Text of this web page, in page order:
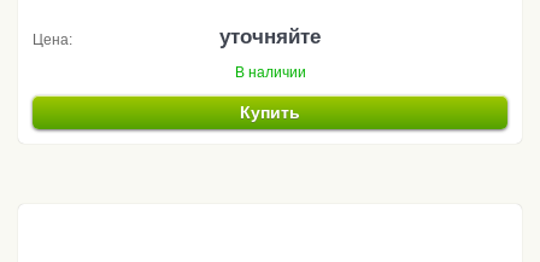
Цена: уточняйте
В наличии
Купить